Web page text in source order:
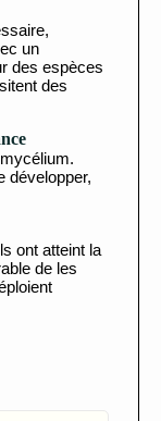
un
des espèces
des
développer,
ont atteint la
de les